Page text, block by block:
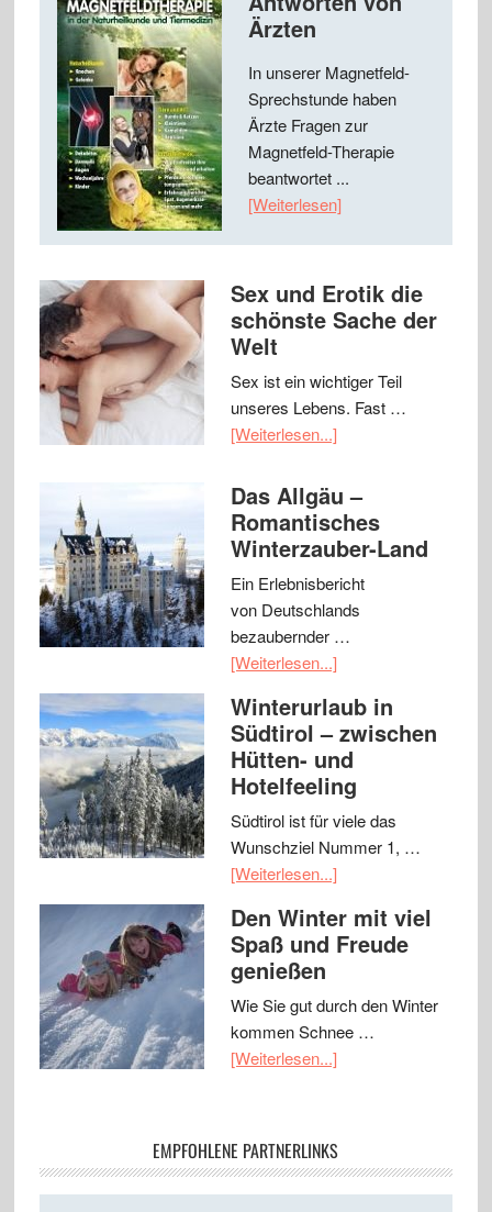
Ärzten
In unserer Magnetfeld-
Sprechstunde haben
Ärzte Fragen zur
Magnetfeld-Therapie
beantwortet ...
[Weiterlesen]
Sex und Erotik die
schönste Sache der
Welt
Sex ist ein wichtiger Teil
unseres Lebens. Fast …
[Weiterlesen...]
Das Allgäu –
Romantisches
Winterzauber-Land
Ein Erlebnisbericht
von Deutschlands
bezaubernder …
[Weiterlesen...]
Winterurlaub in
Südtirol – zwischen
Hütten- und
Hotelfeeling
Südtirol ist für viele das
Wunschziel Nummer 1, …
[Weiterlesen...]
Den Winter mit viel
Spaß und Freude
genießen
Wie Sie gut durch den Winter
kommen Schnee …
[Weiterlesen...]
EMPFOHLENE PARTNERLINKS